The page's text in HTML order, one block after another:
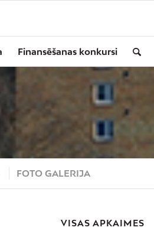
Finansēšanas konkursi
FOTO GALERIJA
VISAS APKAIMES